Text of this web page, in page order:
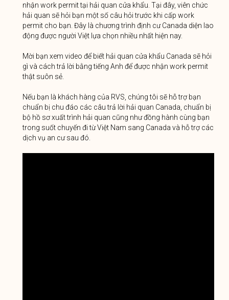
nhận work permit tại hải quan cửa khẩu. Tại đây, viên chức
hải quan sẽ hỏi bạn một số câu hỏi trước khi cấp work
permit cho bạn. Đây là chương trình định cư Canada diện lao
động được người Việt lựa chọn nhiều nhất hiện nay.
Mời bạn xem video để biết hải quan cửa khẩu Canada sẽ hỏi
gì và cách trả lời bằng tiếng Anh để được nhận work permit
thật suôn sẻ.
Nếu bạn là khách hàng của RVS, chúng tôi sẽ hỗ trợ bạn
chuẩn bị chu đáo các câu trả lời hải quan Canada, chuẩn bị
bộ hồ sơ xuất trình hải quan cũng như đồng hành cùng bạn
trong suốt chuyến đi từ Việt Nam sang Canada và hỗ trợ các
dịch vụ an cư sau đó.